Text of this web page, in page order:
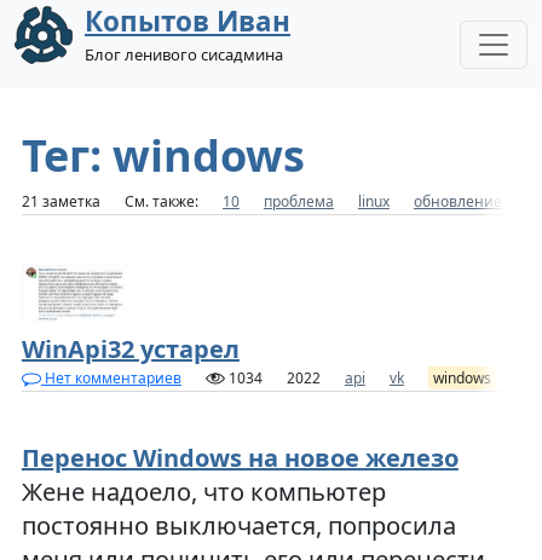
Копытов Иван
Блог ленивого сисадмина
Тег: windows
21 заметка См. также: 10 проблема linux обновление
WinApi32 устарел
Нет комментариев 1034 2022 api vk windows
Перенос Windows на новое железо
Жене надоело, что компьютер
постоянно выключается, попросила